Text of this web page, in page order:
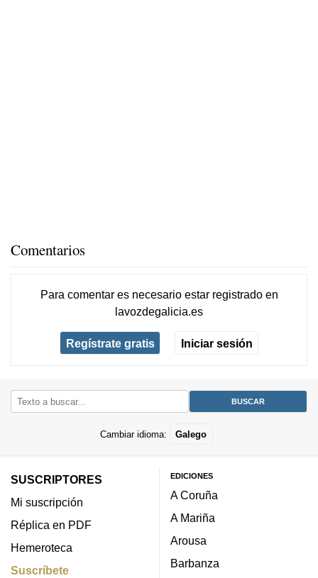
Comentarios
Para comentar es necesario estar registradoen
lavozdegalicia.es
Regístrate gratis Iniciar sesión
Cambiar idioma: Galego
SUSCRIPTORES
Mi suscripción
Réplica en PDF
Hemeroteca
Suscríbete
EDICIONES
A Coruña
A Mariña
Arousa
Barbanza